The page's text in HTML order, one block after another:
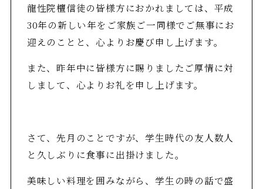
龍性院檀信徒の皆様方におかれましては、平成
30年の新しい年をご家族ご一同様でご無事にお
迎えのことと、心よりお慶び申し上げます。
また、昨年中に皆様方に賜りましたご厚情に対
しまして、心よりお礼を申し上げます。
さて、先月のことですが、学生時代の友人数人
と久しぶりに食事に出掛けました。
美味しい料理を囲みながら、学生の時の話で盛